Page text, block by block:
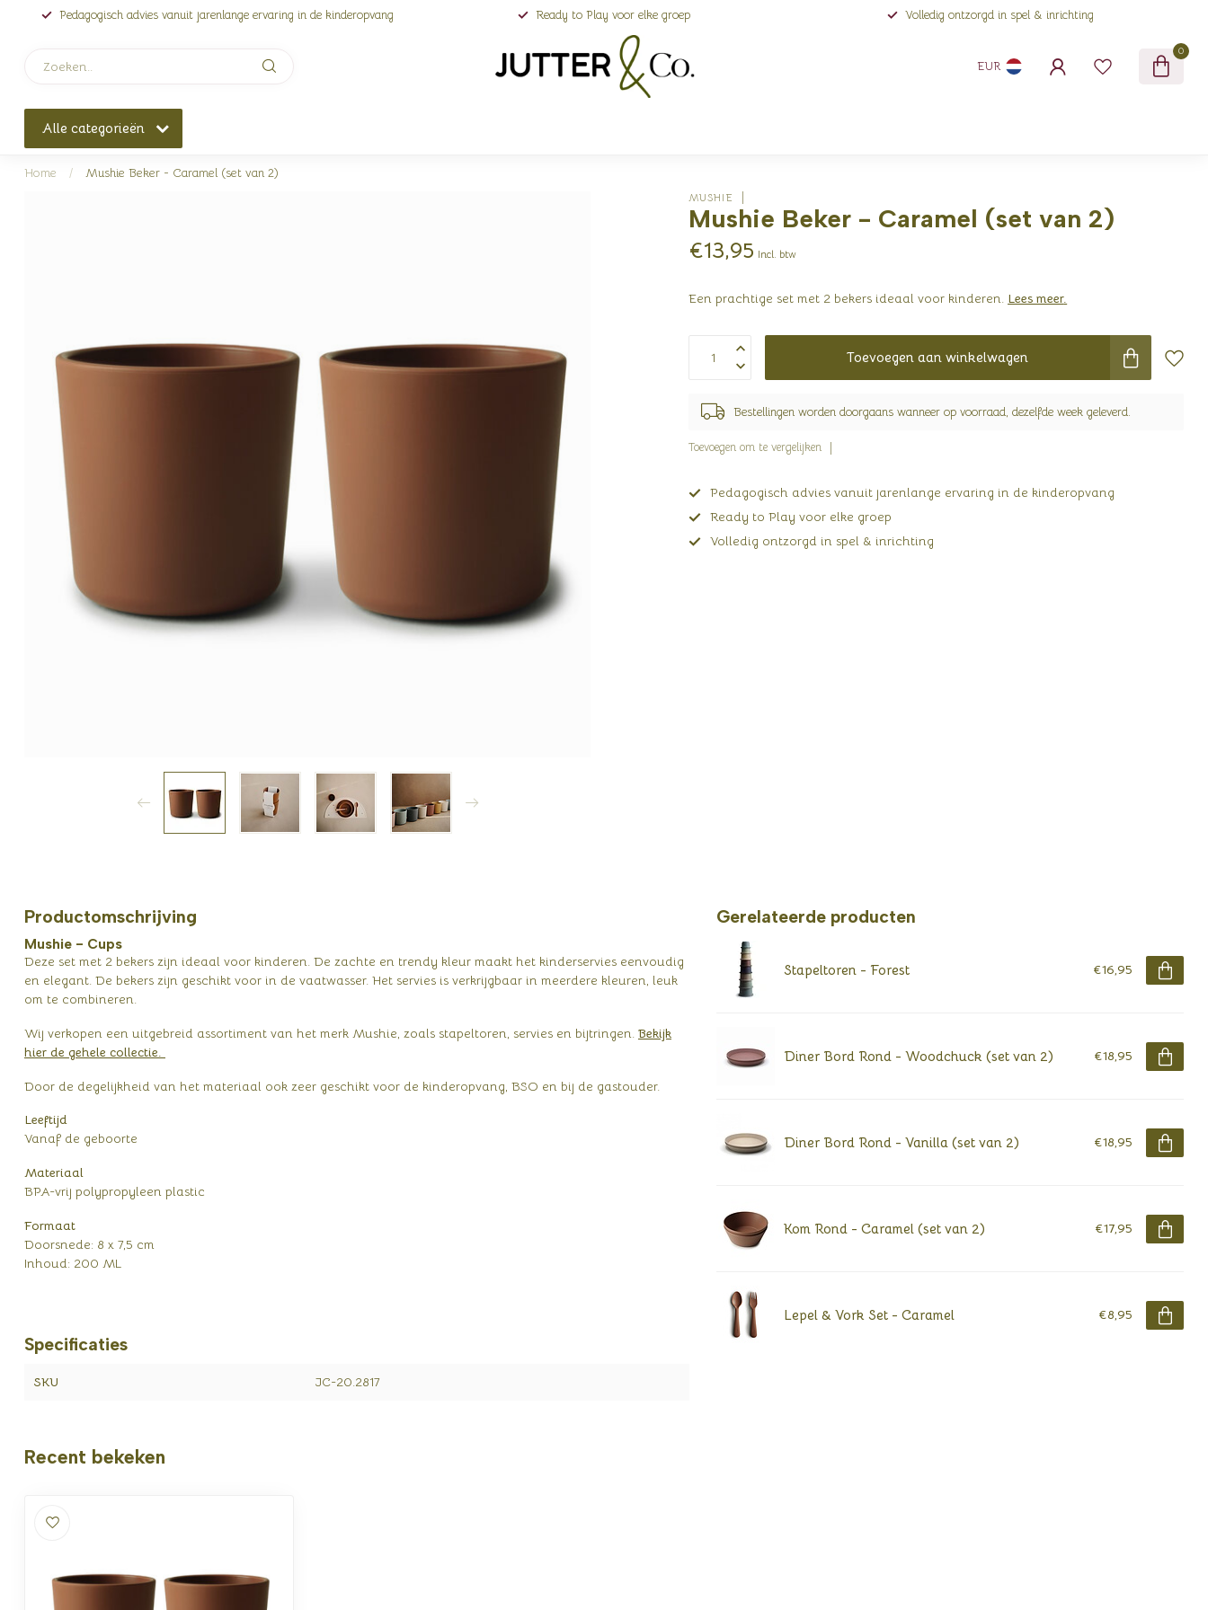
Pedagogisch advies vanuit jarenlange ervaring in de kinderopvang Ready to Play voor elke groep Volledig ontzorgd in spel & inrichting
EUR
0
Alle categorieën
Home / Mushie Beker - Caramel (set van 2)
MUSHIE
Mushie Beker - Caramel (set van 2)
€13,95 Incl. btw
Een prachtige set met 2 bekers ideaal voor kinderen. Lees meer.
Toevoegen aan winkelwagen
Bestellingen worden doorgaans wanneer op voorraad, dezelfde week geleverd.
Toevoegen om te vergelijken
Pedagogisch advies vanuit jarenlange ervaring in de kinderopvang
Ready to Play voor elke groep
Volledig ontzorgd in spel & inrichting
Productomschrijving
Mushie - Cups
Deze set met 2 bekers zijn ideaal voor kinderen. De zachte en trendy kleur maakt het kinderservies eenvoudig
en elegant. De bekers zijn geschikt voor in de vaatwasser. Het servies is verkrijgbaar in meerdere kleuren, leuk
om te combineren.
Wij verkopen een uitgebreid assortiment van het merk Mushie, zoals stapeltoren, servies en bijtringen. Bekijk
hier de gehele collectie.
Door de degelijkheid van het materiaal ook zeer geschikt voor de kinderopvang, BSO en bij de gastouder.
Leeftijd
Vanaf de geboorte
Materiaal
BPA-vrij polypropyleen plastic
Formaat
Doorsnede: 8 x 7,5 cm
Inhoud: 200 ML
Specificaties
SKU JC-20.2817
Gerelateerde producten
Stapeltoren - Forest €16,95
Diner Bord Rond - Woodchuck (set van 2) €18,95
Diner Bord Rond - Vanilla (set van 2) €18,95
Kom Rond - Caramel (set van 2) €17,95
Lepel & Vork Set - Caramel €8,95
Recent bekeken